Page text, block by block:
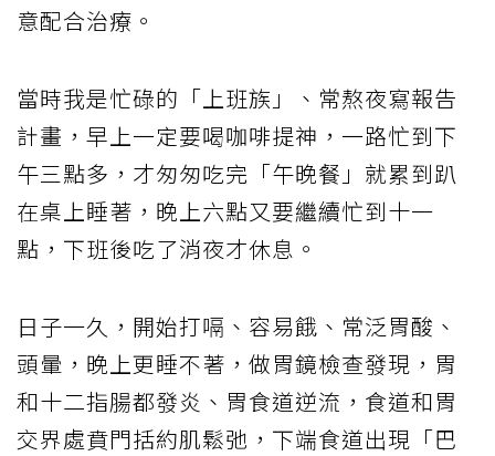
意配合治療。
當時我是忙碌的「上班族」、常熬夜寫報告
計畫，早上一定要喝咖啡提神，一路忙到下
午三點多，才匆匆吃完「午晚餐」就累到趴
在桌上睡著，晚上六點又要繼續忙到十一
點，下班後吃了消夜才休息。
日子一久，開始打嗝、容易餓、常泛胃酸、
頭暈，晚上更睡不著，做胃鏡檢查發現，胃
和十二指腸都發炎、胃食道逆流，食道和胃
交界處賁門括約肌鬆弛，下端食道出現「巴